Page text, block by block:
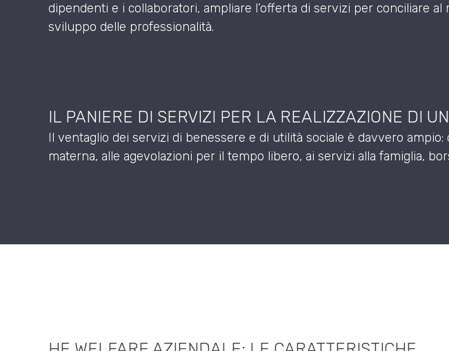
dipendenti e i collaboratori, ampliare l’offerta di servizi per conciliare
sviluppo delle professionalità.
IL PANIERE DI SERVIZI PER LA REALIZZAZIONE DI
Il ventaglio dei servizi di benessere e di utilità sociale è davvero ampio:
materna, alle agevolazioni per il tempo libero, ai servizi alla famiglia,